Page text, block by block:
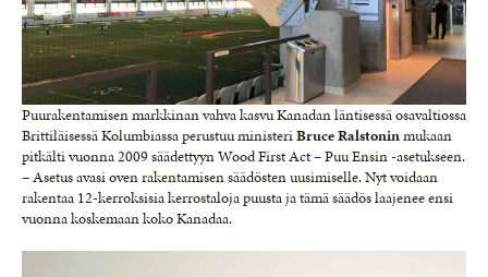
Puurakentamisen markkinan vahva kasvu Kanadan läntisessä osavaltiossa
Brittiläisessä Kolumbiassa perustuu ministeriBruce Ralstoninmukaan
pitkälti vuonna 2009 säädettyyn Wood First Act – Puu Ensin -asetukseen.
– Asetus avasi oven rakentamisen säädösten uusimiselle. Nyt voidaan
rakentaa 12-kerroksisia kerrostaloja puusta ja tämä säädös laajenee ensi
vuonna koskemaan koko Kanadaa.